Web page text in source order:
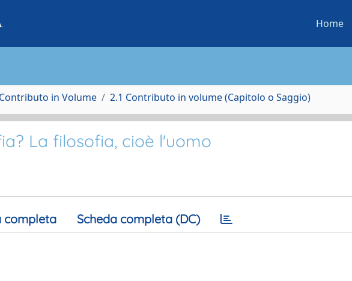
Home
in Volume 2.1 Contributo in volume (Capitolo o Saggio)
La filosofia, cioè l'uomo
completa Scheda completa (DC)